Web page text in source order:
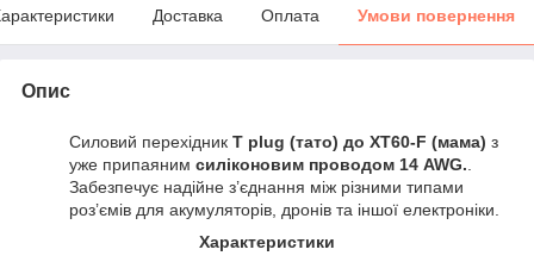
Доставка Оплата Умови повернення
Опис
Силовий перехідник T plug (тато) до XT60-F (мама) з
уже припаяним силіконовим проводом 14 AWG.
Забезпечує надійне з’єднання між різними типами
роз’ємів для акумуляторів, дронів та іншої електроніки.
Характеристики